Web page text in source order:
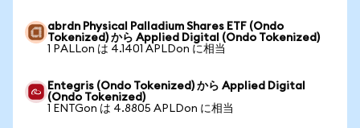
abrdn Physical Palladium Shares ETF (Ondo
Tokenized) から Applied Digital (Ondo Tokenized)
1 PALLon は 4.1401 APLDon に相当
Entegris (Ondo Tokenized) から Applied Digital
(Ondo Tokenized)
1 ENTGon は 4.8805 APLDon に相当